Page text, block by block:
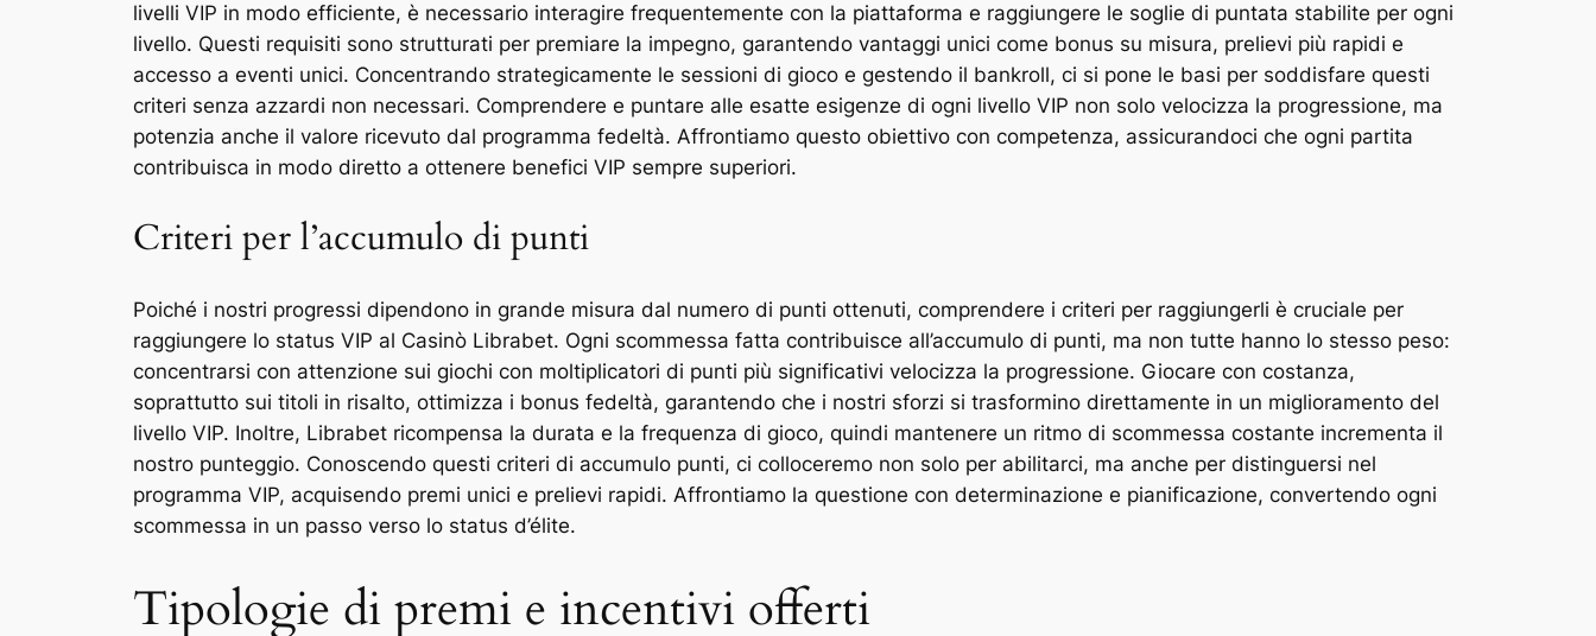
livelli VIP in modo efficiente, è necessario interagire frequentemente con la piattaforma e raggiungere le soglie di puntata stabilite per ogni
livello. Questi requisiti sono strutturati per premiare la impegno, garantendo vantaggi unici come bonus su misura, prelievi più rapidi e
accesso a eventi unici. Concentrando strategicamente le sessioni di gioco e gestendo il bankroll, ci si pone le basi per soddisfare questi
criteri senza azzardi non necessari. Comprendere e puntare alle esatte esigenze di ogni livello VIP non solo velocizza la progressione, ma
potenzia anche il valore ricevuto dal programma fedeltà. Affrontiamo questo obiettivo con competenza, assicurandoci che ogni partita
contribuisca in modo diretto a ottenere benefici VIP sempre superiori.
Criteri per l’accumulo di punti
Poiché i nostri progressi dipendono in grande misura dal numero di punti ottenuti, comprendere i criteri per raggiungerli è cruciale per
raggiungere lo status VIP al Casinò Librabet. Ogni scommessa fatta contribuisce all’accumulo di punti, ma non tutte hanno lo stesso peso:
concentrarsi con attenzione sui giochi con moltiplicatori di punti più significativi velocizza la progressione. Giocare con costanza,
soprattutto sui titoli in risalto, ottimizza i bonus fedeltà, garantendo che i nostri sforzi si trasformino direttamente in un miglioramento del
livello VIP. Inoltre, Librabet ricompensa la durata e la frequenza di gioco, quindi mantenere un ritmo di scommessa costante incrementa il
nostro punteggio. Conoscendo questi criteri di accumulo punti, ci colloceremo non solo per abilitarci, ma anche per distinguersi nel
programma VIP, acquisendo premi unici e prelievi rapidi. Affrontiamo la questione con determinazione e pianificazione, convertendo ogni
scommessa in un passo verso lo status d’élite.
Tipologie di premi e incentivi offerti